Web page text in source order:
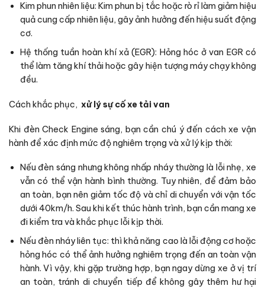
Kim phun nhiên liệu: Kim phun bị tắc hoặc rò rỉ làm giảm hiệu
quả cung cấp nhiên liệu, gây ảnh hưởng đến hiệu suất động
cơ.
Hệ thống tuần hoàn khí xả (EGR): Hỏng hóc ở van EGR có
thể làm tăng khí thải hoặc gây hiện tượng máy chạy không
đều.
Cách khắc phục, xử lý sự cố xe tải van
Khi đèn Check Engine sáng, bạn cần chú ý đến cách xe vận
hành để xác định mức độ nghiêm trọng và xử lý kịp thời:
Nếu đèn sáng nhưng không nhấp nháy thường là lỗi nhẹ, xe
vẫn có thể vận hành bình thường. Tuy nhiên, để đảm bảo
an toàn, bạn nên giảm tốc độ và chỉ di chuyển với vận tốc
dưới 40km/h. Sau khi kết thúc hành trình, bạn cần mang xe
đi kiểm tra và khắc phục lỗi kịp thời.
Nếu đèn nháy liên tục: thì khả năng cao là lỗi động cơ hoặc
hỏng hóc có thể ảnh hưởng nghiêm trọng đến an toàn vận
hành. Vì vậy, khi gặp trường hợp, bạn ngay dừng xe ở vị trí
an toàn, tránh di chuyển tiếp để không gây thêm hư hại